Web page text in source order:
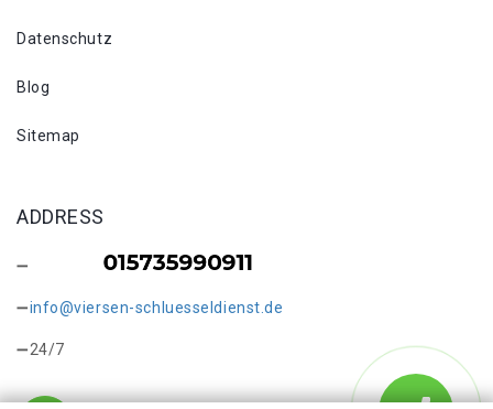
Datenschutz
Blog
Sitemap
ADDRESS
info@viersen-schluesseldienst.de
24/7